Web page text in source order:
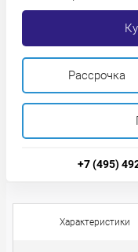
Рассрочка
+7 (495)
Характеристики